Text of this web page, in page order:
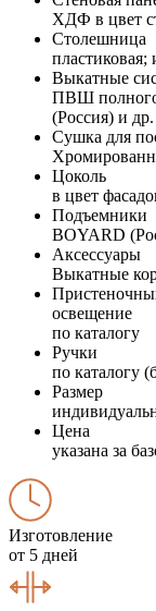
ХДФ в цвет
Столешница
пластиковая;
Выкатные
ПВШ полного
(Россия) и др.
Сушка для
Цоколь
в цвет
Подъемники
BOYARD
Аксессуары
Выкатные
освещение
по каталогу
Ручки
по каталогу
Размер
Цена
указана за
Изготовление
от 5 дней